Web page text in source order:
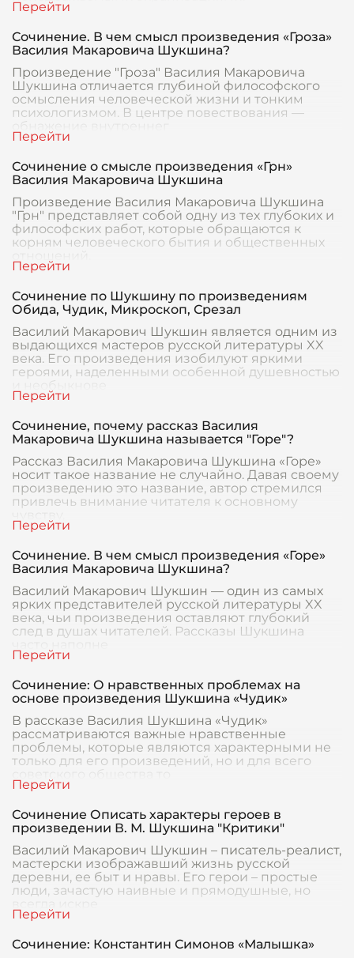
Сочинение. В чем смысл произведения «Гроза»
Василия Макаровича Шукшина?
Произведение "Гроза" Василия Макаровича
Шукшина отличается глубиной философского
осмысления человеческой жизни и тонким
психологизмом. В центре повествования —
обнажение внутреннег
Сочинение о смысле произведения «Грн»
Василия Макаровича Шукшина
Произведение Василия Макаровича Шукшина
"Грн" представляет собой одну из тех глубоких и
философских работ, которые обращаются к
корням человеческого бытия и общественных
Сочинение по Шукшину по произведениям
Обида, Чудик, Микроскоп, Срезал
Василий Макарович Шукшин является одним из
выдающихся мастеров русской литературы XX
века. Его произведения изобилуют яркими
героями, наделенными особенной душевностью
и необыкнове
Сочинение, почему рассказ Василия
Макаровича Шукшина называется "Горе"?
Рассказ Василия Макаровича Шукшина «Горе»
носит такое название не случайно. Давая своему
произведению это название, автор стремился
привлечь внимание читателя к основному
Сочинение. В чем смысл произведения «Горе»
Василия Макаровича Шукшина?
Василий Макарович Шукшин — один из самых
ярких представителей русской литературы XX
века, чьи произведения оставляют глубокий
след в душах читателей. Рассказы Шукшина
Сочинение: О нравственных проблемах на
основе произведения Шукшина «Чудик»
В рассказе Василия Шукшина «Чудик»
рассматриваются важные нравственные
проблемы, которые являются характерными не
только для его произведений, но и для всего
советского общества то
Сочинение Описать характеры героев в
произведении В. М. Шукшина "Критики"
Василий Макарович Шукшин – писатель-реалист,
мастерски изображавший жизнь русской
деревни, ее быт и нравы. Его герои – простые
люди, зачастую наивные и прямодушные, но
Сочинение: Константин Симонов «Малышка»